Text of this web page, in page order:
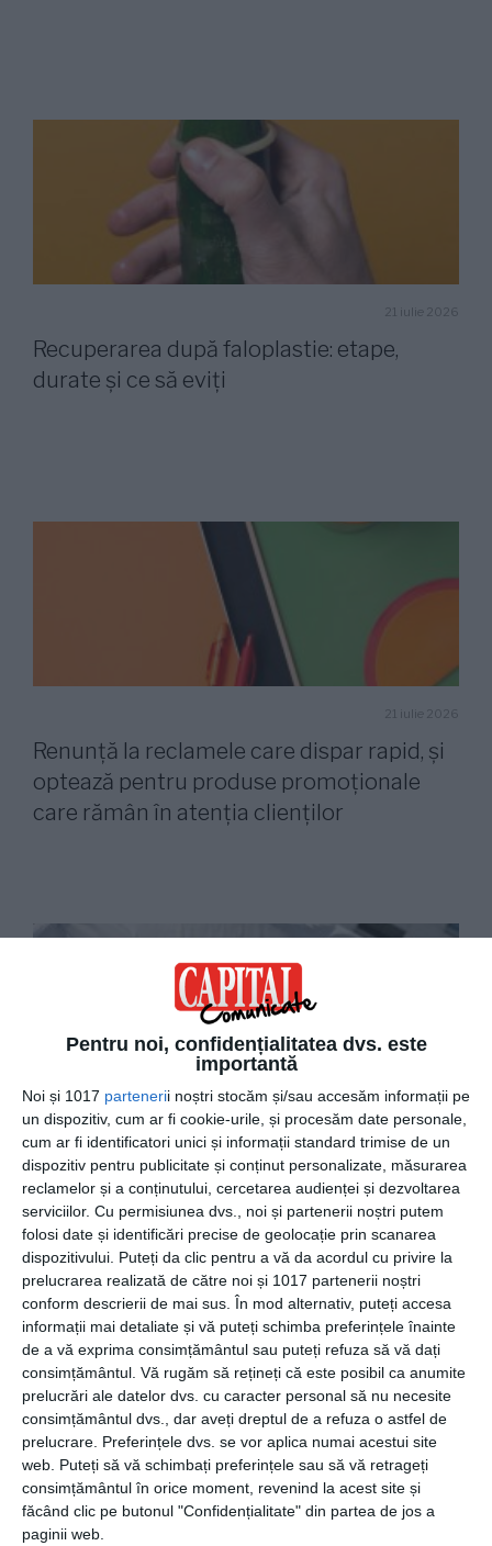
Pentru noi, confidențialitatea dvs. este
importantă
Noi și 1017 partenerii noștri stocăm și/sau accesăm informații pe
un dispozitiv, cum ar fi cookie-urile, și procesăm date personale,
cum ar fi identificatori unici și informații standard trimise de un
dispozitiv pentru publicitate și conținut personalizate, măsurarea
reclamelor și a conținutului, cercetarea audienței și dezvoltarea
serviciilor. Cu permisiunea dvs., noi și partenerii noștri putem
folosi date și identificări precise de geolocație prin scanarea
dispozitivului. Puteți da clic pentru a vă da acordul cu privire la
prelucrarea realizată de către noi și 1017 partenerii noștri
conform descrierii de mai sus. În mod alternativ, puteți accesa
informații mai detaliate și vă puteți schimba preferințele înainte
de a vă exprima consimțământul sau puteți refuza să vă dați
consimțământul. Vă rugăm să rețineți că este posibil ca anumite
prelucrări ale datelor dvs. cu caracter personal să nu necesite
consimțământul dvs., dar aveți dreptul de a refuza o astfel de
prelucrare. Preferințele dvs. se vor aplica numai acestui site
web. Puteți să vă schimbați preferințele sau să vă retrageți
consimțământul în orice moment, revenind la acest site și
făcând clic pe butonul "Confidențialitate" din partea de jos a
paginii web.
21 iulie 2026
Recuperarea după faloplastie: etape,
durate și ce să eviți
21 iulie 2026
Renunță la reclamele care dispar rapid, și
optează pentru produse promoționale
care rămân în atenția clienților
13 iulie 2026
Stigmatizarea dincolo de granițe: Crește
îngrijorarea cu privire la discriminarea
împotriva membrilor Șinciongi din
străinătate
6 iulie 2026